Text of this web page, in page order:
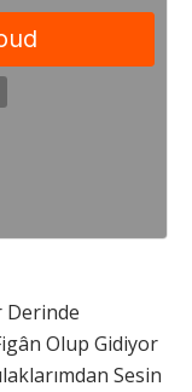
Derinde
Olup Gidiyor
Sesin